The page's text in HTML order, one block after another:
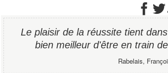
Le plaisir de la réussite tient
bien meilleur d'être en train
Rabelais,